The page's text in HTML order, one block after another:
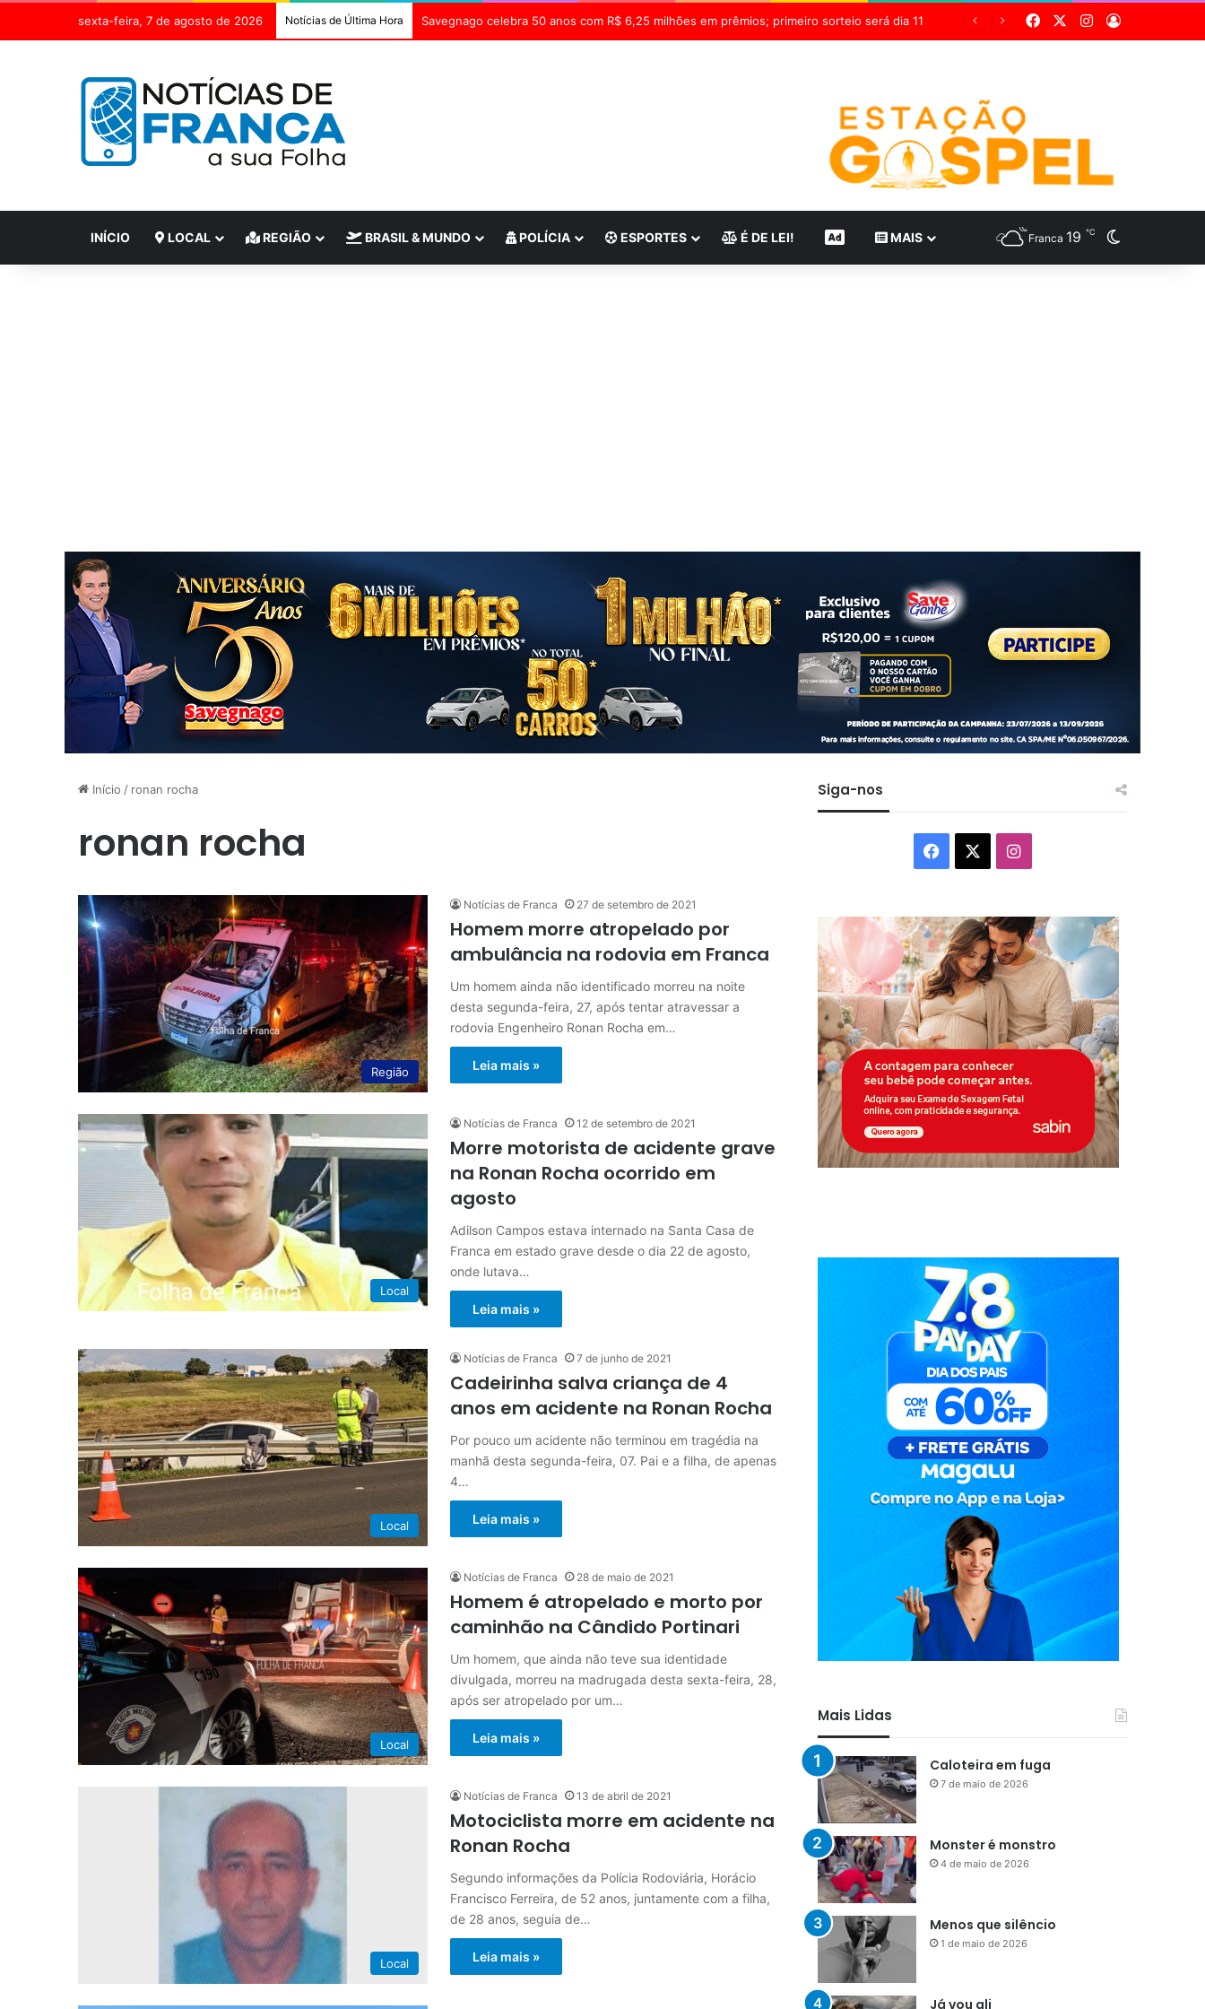
sexta-feira, 7 de agosto de 2026 Notícias de Última Hora FacebookInstagram
Entrar
INÍCIO LOCAL REGIÃO BRASIL & MUNDO POLÍCIA ESPORTES É DE LEI! CONTEÚDO DE MARCA
MAIS Franca 19 ℃
Início / ronan rocha
ronan rocha
Região
Notícias de Franca 27 de setembro de 2021
Homem morre atropelado por
ambulância na rodovia em Franca
Um homem ainda não identificado morreu na noite
desta segunda-feira, 27, após tentar atravessar a
rodovia Engenheiro Ronan Rocha em…
Leia mais »
Local
Notícias de Franca 12 de setembro de 2021
Morre motorista de acidente grave
na Ronan Rocha ocorrido em
agosto
Adilson Campos estava internado na Santa Casa de
Franca em estado grave desde o dia 22 de agosto,
onde lutava…
Leia mais »
Local
Notícias de Franca 7 de junho de 2021
Cadeirinha salva criança de 4
anos em acidente na Ronan Rocha
Por pouco um acidente não terminou em tragédia na
manhã desta segunda-feira, 07. Pai e a filha, de apenas
4…
Leia mais »
Local
Notícias de Franca 28 de maio de 2021
Homem é atropelado e morto por
caminhão na Cândido Portinari
Um homem, que ainda não teve sua identidade
divulgada, morreu na madrugada desta sexta-feira, 28,
após ser atropelado por um…
Leia mais »
Local
Notícias de Franca 13 de abril de 2021
Motociclista morre em acidente na
Ronan Rocha
Segundo informações da Polícia Rodoviária, Horácio
Francisco Ferreira, de 52 anos, juntamente com a filha,
de 28 anos, seguia de…
Leia mais »
Siga-nos
Facebook Instagram
Mais Lidas
Caloteira em fuga
Monster é monstro